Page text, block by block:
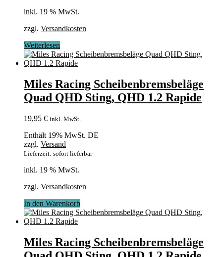
inkl. 19 % MwSt.
zzgl. Versandkosten
Weiterlesen
Miles Racing Scheibenbremsbeläge
Quad QHD Sting, QHD 1.2 Rapide
19,95 € inkl. MwSt.
Enthält 19% MwSt. DE
zzgl. Versand
Lieferzeit: sofort lieferbar
inkl. 19 % MwSt.
zzgl. Versandkosten
In den Warenkorb
Miles Racing Scheibenbremsbeläge